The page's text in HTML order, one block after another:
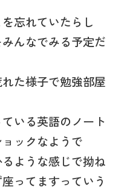
忘れていたらし
んなでみる予定だ
た様子で勉強部屋
いる英語のノート
ックなようで
ような感じで拗ね
ってますっていう